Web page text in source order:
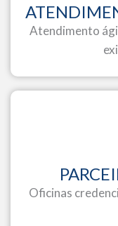
Atendimento
Oficinas